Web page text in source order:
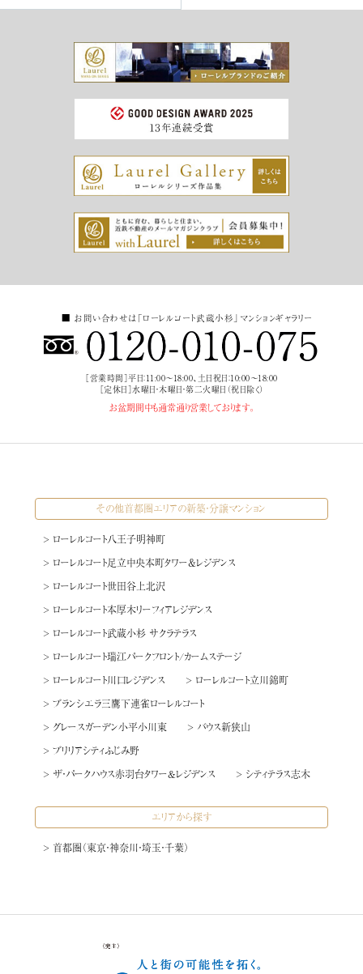
■ お問い合わせは 「ローレルコート武蔵小杉」 マンションギャラリー
［営業時間］平日：11:00～18:00、土日祝日：10:00～18:00
［定休日］水曜日・木曜日・第二火曜日（祝日除く）
お盆期間中も通常通り営業しております。
その他首都圏エリアの新築・分譲マンション
> ローレルコート八王子明神町
> ローレルコート足立中央本町タワー＆レジデンス
> ローレルコート世田谷上北沢
> ローレルコート本厚木リーフィアレジデンス
> ローレルコート武蔵小杉 サクラテラス
> ローレルコート瑞江パークフロント/カームステージ
> ローレルコート川口レジデンス
> ローレルコート立川錦町
> ブランシエラ三鷹下連雀ローレルコート
> グレースガーデン小平小川東
> バウス新狭山
> ブリリアシティふじみ野
> ザ・パークハウス赤羽台タワー&レジデンス
> シティテラス志木
エリアから探す
> 首都圏（東京・神奈川・埼玉・千葉）